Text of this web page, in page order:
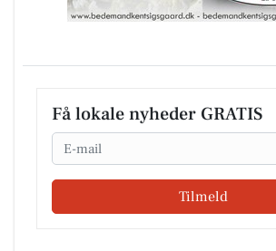
Få lokale nyheder GRATIS
Email
Tilmeld